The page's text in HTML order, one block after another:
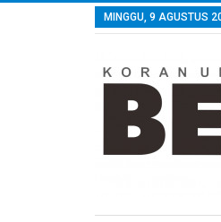
MINGGU, 9 AGUSTUS